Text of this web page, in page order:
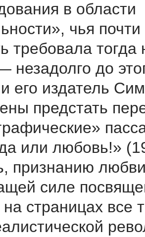
в области
чья
требовала
незадолго до
его издатель
предстать
или любовь!»
признанию
силе
страницах все